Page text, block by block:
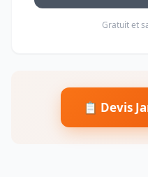
Gratuit et
📋 Devis